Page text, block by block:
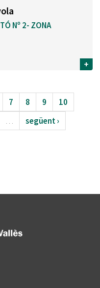
Nº 2- ZONA
+
7 8 9
10
…
següent ›